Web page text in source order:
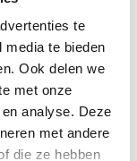
te
te bieden
Ook delen we
met onze
analyse. Deze
met andere
die ze hebben